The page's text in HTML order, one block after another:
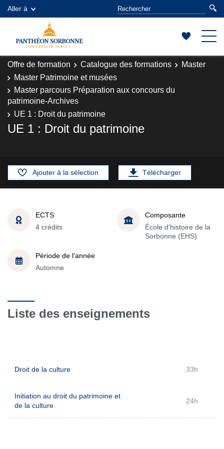
Aller à
Offre de formation Catalogue des formations
Master
Master Patrimoine et musées
Master parcours Préparation aux concours du
patrimoine-Archives
UE 1 : Droit du patrimoine
UE 1 : Droit du patrimoine
Ajouter à la sélection Télécharger
ECTS
4 crédits
Composante
École d'histoire de la
Sorbonne (EHS)
Période de l'année
Automne
Liste des enseignements
Droit de la culture 33h
Initiation au droit du patrimoine et
de la culture
24h